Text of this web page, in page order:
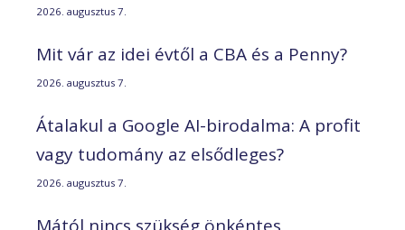
2026. augusztus 7.
Mit vár az idei évtől a CBA és a Penny?
2026. augusztus 7.
Átalakul a Google AI-birodalma: A profit
vagy tudomány az elsődleges?
2026. augusztus 7.